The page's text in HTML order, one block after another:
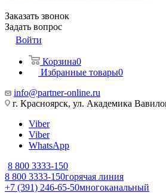
Заказать звонок
Задать вопрос
Войти
Корзина0
Избранные товары0
info@partner-online.ru
г. Красноярск, ул. Академика
Viber
Viber
WhatsApp
8 800 3333-150
8 800 3333-150горячая линия
+7 (391) 246-65-50многоканальный